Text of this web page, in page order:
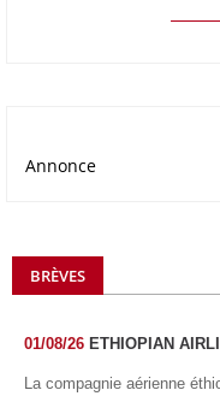
Annonce
BRÈVES
01/08/26 ETHIOPIAN
La compagnie aérienne